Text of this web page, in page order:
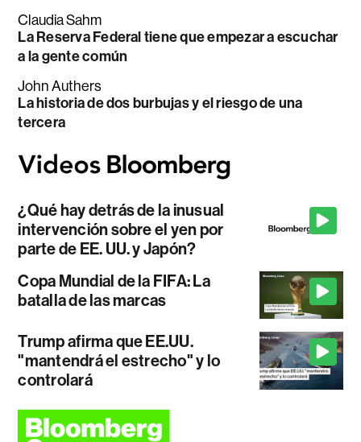
Claudia Sahm
La Reserva Federal tiene que empezar a escuchar
a la gente común
John Authers
La historia de dos burbujas y el riesgo de una
tercera
¿Qué hay detrás de la inusual
intervención sobre el yen por
parte de EE. UU. y Japón?
Copa Mundial de la FIFA: La
batalla de las marcas
Trump afirma que EE.UU.
"mantendrá el estrecho" y lo
controlará